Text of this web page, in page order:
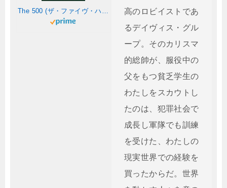
The 500 (ザ・ファイヴ・ハンドレッド) 〔ハヤカワ・ミステリ1861〕 (ハヤカワ・ポケット・ミステリ)
高のロビイストであ
るデイヴィス・グル
ープ。そのカリスマ
的総帥が、服役中の
父をもつ貧乏学生の
わたしをスカウトし
たのは、犯罪社会で
成長し軍隊でも訓練
を受けた、わたしの
現実世界での経験を
買ったからだ。世界